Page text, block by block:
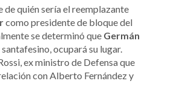
quién sería el reemplazante
como presidente de bloque del
se determinó que Germán
santafesino, ocupará su lugar.
ex ministro de Defensa que
con Alberto Fernández y